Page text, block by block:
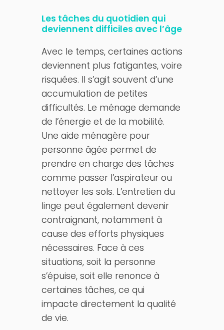
Les tâches du quotidien qui
deviennent difficiles avec l’âge
Avec le temps, certaines actions
deviennent plus fatigantes, voire
risquées. Il s’agit souvent d’une
accumulation de petites
difficultés. Le ménage demande
de l’énergie et de la mobilité.
Une aide ménagère pour
personne âgée permet de
prendre en charge des tâches
comme passer l’aspirateur ou
nettoyer les sols. L’entretien du
linge peut également devenir
contraignant, notamment à
cause des efforts physiques
nécessaires. Face à ces
situations, soit la personne
s’épuise, soit elle renonce à
certaines tâches, ce qui
impacte directement la qualité
de vie.